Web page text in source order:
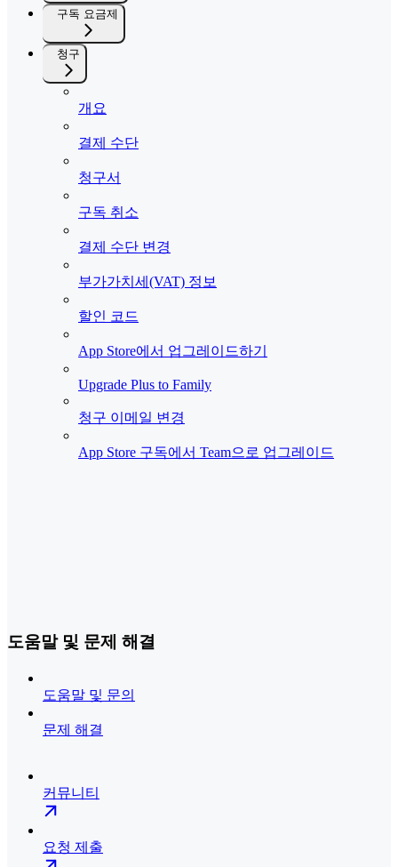
구독 요금제
청구
개요
결제 수단
청구서
구독 취소
결제 수단 변경
부가가치세(VAT) 정보
할인 코드
App Store에서 업그레이드하기
Upgrade Plus to Family
청구 이메일 변경
App Store 구독에서 Team으로 업그레이드
도움말 및 문제 해결
도움말 및 문의
문제 해결
커뮤니티
요청 제출